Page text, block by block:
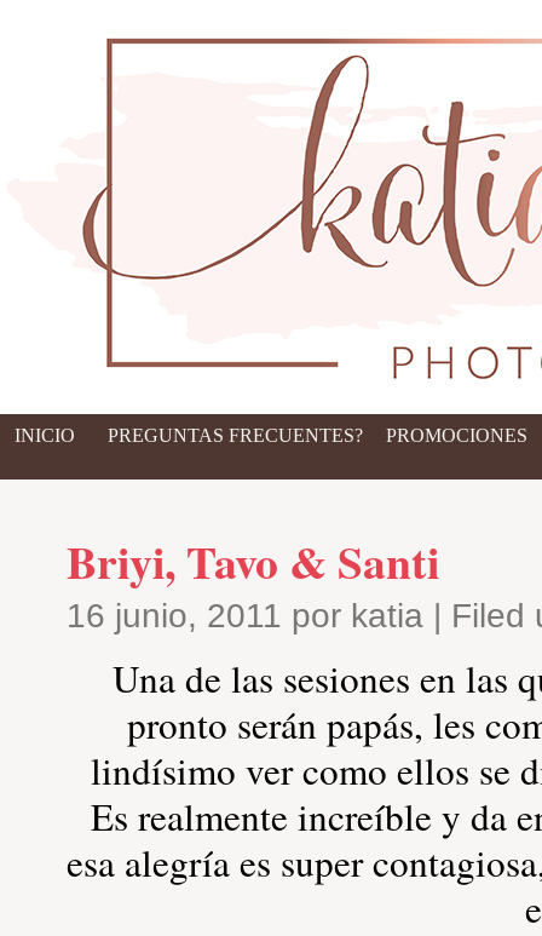
INICIO PREGUNTAS FRECUENTES? PROMOCIONES
Briyi, Tavo & Santi
16 junio, 2011 por katia | Filed
Una de las sesiones en
pronto serán papás, les
lindísimo ver como ellos se
Es realmente increíble y da
esa alegría es super